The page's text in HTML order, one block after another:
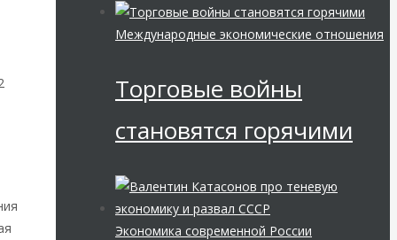
Международные экономические отношения
Торговые войны
становятся горячими
Экономика современной России